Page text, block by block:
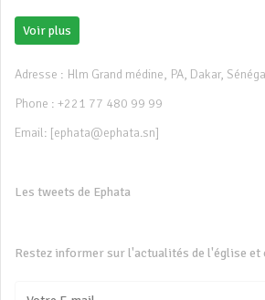
Voir plus
Adresse : Hlm Grand médine, PA, Dakar,
Phone : +221 77 480 99 99
Email: [ephata@ephata.sn]
Les tweets de Ephata
Restez informer sur l'actualités de l'église et